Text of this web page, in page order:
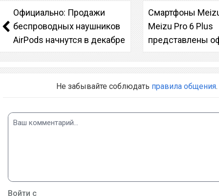
Официально: Продажи
беспроводных наушников
AirPods начнутся в декабре
Смартфоны
Meizu Pro 6 Plus
представлены
Не забывайте соблюдать правила общения.
Войти с